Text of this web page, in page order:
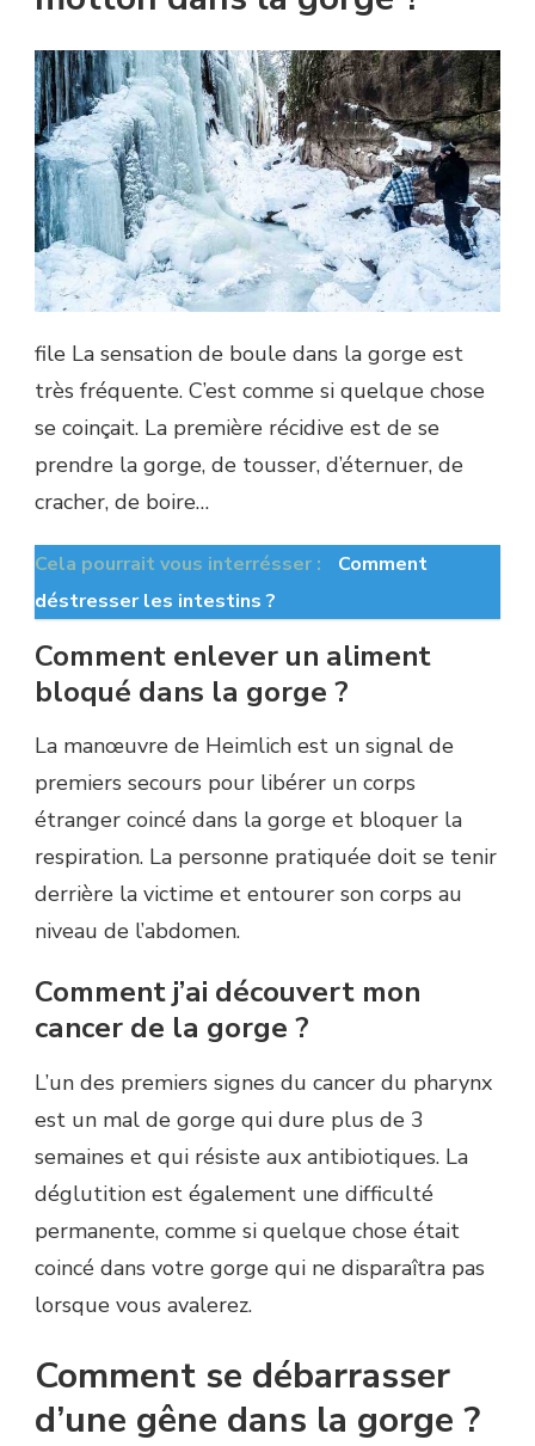
file La sensation de boule dans la gorge est
très fréquente. C’est comme si quelque chose
se coinçait. La première récidive est de se
prendre la gorge, de tousser, d’éternuer, de
cracher, de boire…
Cela pourrait vous interrésser :
Comment
déstresser les intestins ?
Comment enlever un aliment
bloqué dans la gorge ?
La manœuvre de Heimlich est un signal de
premiers secours pour libérer un corps
étranger coincé dans la gorge et bloquer la
respiration. La personne pratiquée doit se tenir
derrière la victime et entourer son corps au
niveau de l’abdomen.
Comment j’ai découvert mon
cancer de la gorge ?
L’un des premiers signes du cancer du pharynx
est un mal de gorge qui dure plus de 3
semaines et qui résiste aux antibiotiques. La
déglutition est également une difficulté
permanente, comme si quelque chose était
coincé dans votre gorge qui ne disparaîtra pas
lorsque vous avalerez.
Comment se débarrasser
d’une gêne dans la gorge ?